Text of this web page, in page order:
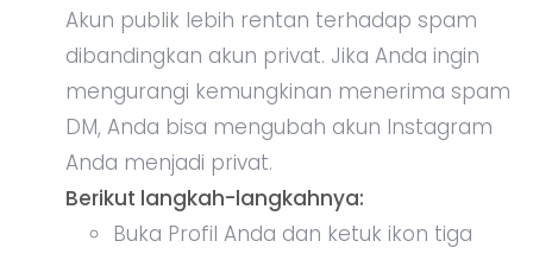
Akun publik lebih rentan terhadap spam
dibandingkan akun privat. Jika Anda ingin
mengurangi kemungkinan menerima spam
DM, Anda bisa mengubah akun Instagram
Anda menjadi privat.
Berikut langkah-langkahnya:
Buka Profil Anda dan ketuk ikon tiga